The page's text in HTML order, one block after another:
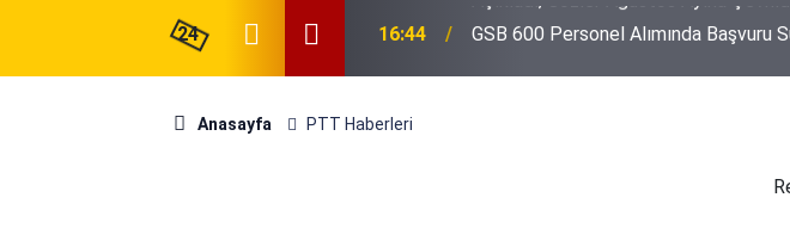
24
Alımı Gündemde! Bakan Çiftçi Süreci
16:44 GSB 600 Personel Alımında Başvuru
Anasayfa PTT Haberleri